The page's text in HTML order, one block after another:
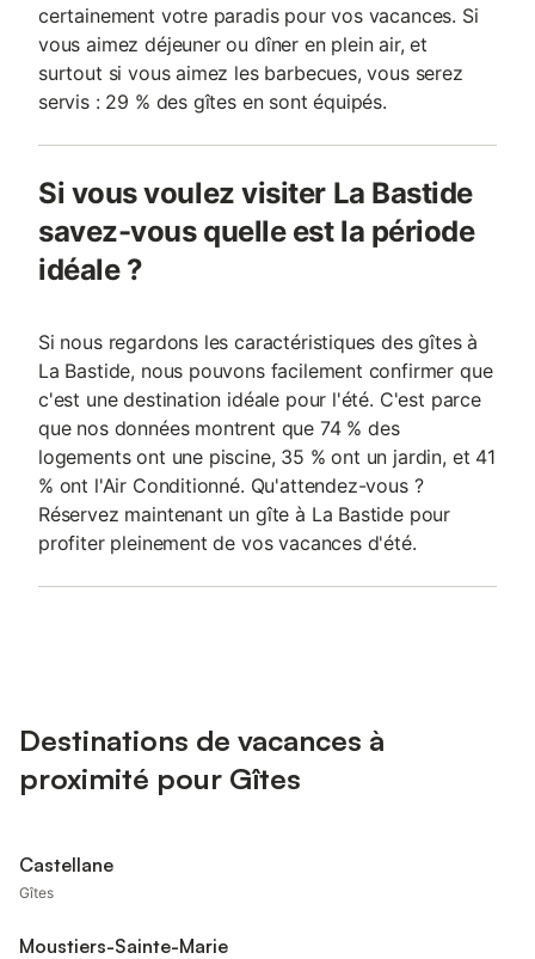
certainement votre paradis pour vos vacances. Si
vous aimez déjeuner ou dîner en plein air, et
surtout si vous aimez les barbecues, vous serez
servis : 29 % des gîtes en sont équipés.
Si vous voulez visiter La Bastide
savez-vous quelle est la période
idéale ?
Si nous regardons les caractéristiques des gîtes à
La Bastide, nous pouvons facilement confirmer que
c'est une destination idéale pour l'été. C'est parce
que nos données montrent que 74 % des
logements ont une piscine, 35 % ont un jardin, et 41
% ont l'Air Conditionné. Qu'attendez-vous ?
Réservez maintenant un gîte à La Bastide pour
profiter pleinement de vos vacances d'été.
Destinations de vacances à
proximité pour Gîtes
Castellane
Gîtes
Moustiers-Sainte-Marie